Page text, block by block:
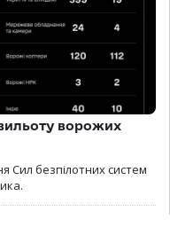
ворожих
Сил безпілотних систем